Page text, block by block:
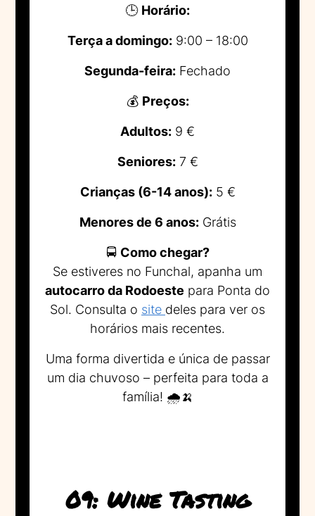
🕒 Horário:
Terça a domingo:9:00 – 18:00
Segunda-feira: Fechado
💰 Preços:
Adultos: 9 €
Seniores:7 €
Crianças (6-14 anos):5 €
Menores de 6 anos:Grátis
🚍 Como chegar?
Se estiveres no Funchal, apanha um
autocarro da Rodoeste para Ponta do
Sol. Consulta o site deles para ver os
horários mais recentes.
Uma forma divertida e única de passar
um dia chuvoso – perfeita para toda a
família! 🌧️🍌
09: Wine Tasting